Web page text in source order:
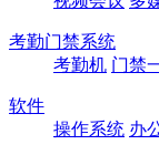
考勤门禁系统
考勤机 门禁
软件
操作系统 办